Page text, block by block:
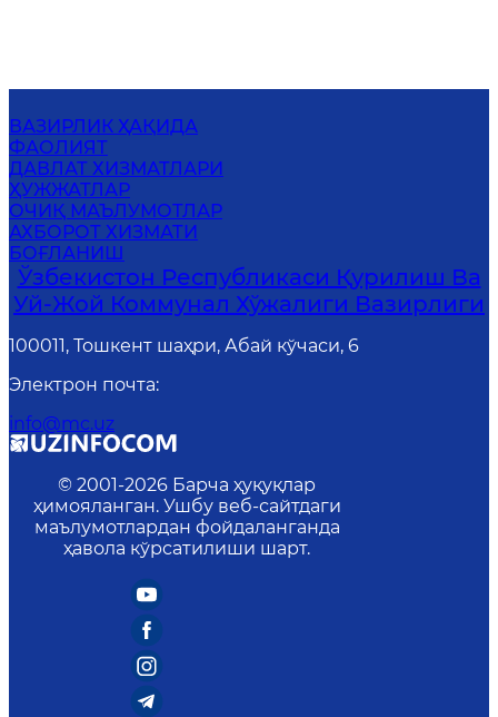
ВАЗИРЛИК ҲАҚИДА
ФАОЛИЯТ
ДАВЛАТ ХИЗМАТЛАРИ
ҲУЖЖАТЛАР
ОЧИҚ МАЪЛУМОТЛАР
АХБОРОТ ХИЗМАТИ
БОҒЛАНИШ
Ўзбекистон Республикаси Қурилиш Ва
Уй-Жой Коммунал Хўжалиги Вазирлиги
100011, Тошкент шаҳри, Абай кўчаси, 6
Электрон почта:
info@mc.uz
© 2001-2026 Барча ҳуқуқлар
ҳимояланган. Ушбу веб-сайтдаги
маълумотлардан фойдаланганда
ҳавола кўрсатилиши шарт.